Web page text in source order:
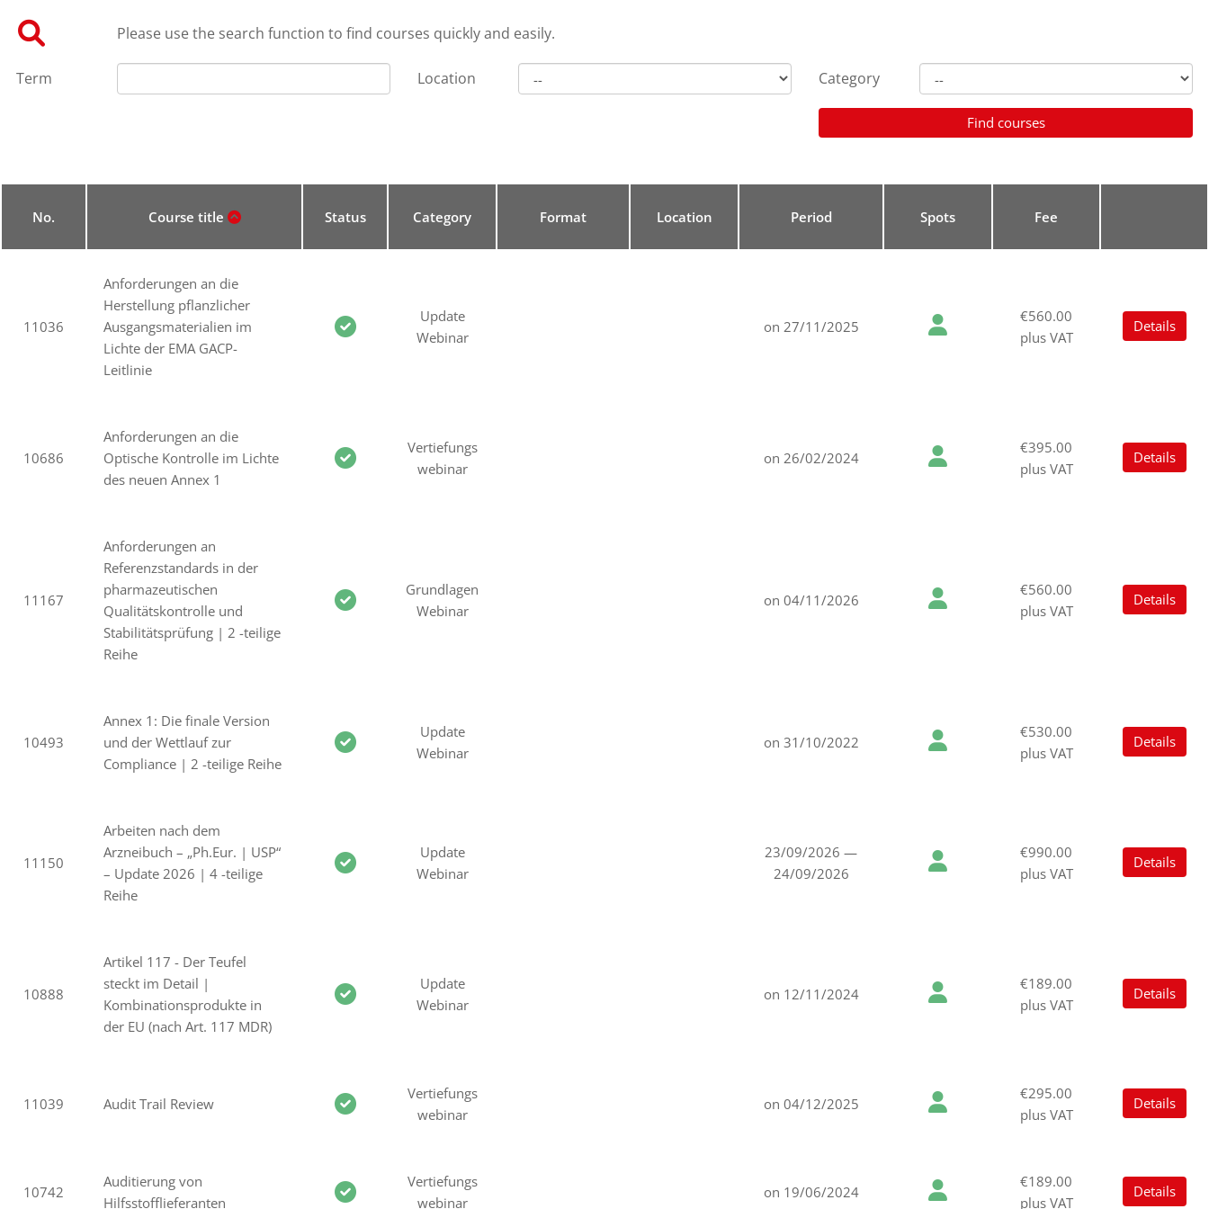
Please use the search function to find courses quickly and easily.
Term Location Category
No. Course title Status Category Format Location Period Spots Fee
11036
Anforderungen an die
Herstellung pflanzlicher
Ausgangsmaterialien im
Lichte der EMA GACP-
Leitlinie
Update
Webinar
on 27/11/2025
€560.00
plus VAT
Details
10686
Anforderungen an die
Optische Kontrolle im Lichte
des neuen Annex 1
Vertiefungs
webinar
on 26/02/2024
€395.00
plus VAT
Details
11167
Anforderungen an
Referenzstandards in der
pharmazeutischen
Qualitätskontrolle und
Stabilitätsprüfung | 2 -teilige
Reihe
Grundlagen
Webinar
on 04/11/2026
€560.00
plus VAT
Details
10493
Annex 1: Die finale Version
und der Wettlauf zur
Compliance | 2 -teilige Reihe
Update
Webinar
on 31/10/2022
€530.00
plus VAT
Details
11150
Arbeiten nach dem
Arzneibuch – „Ph.Eur. | USP“
– Update 2026 | 4 -teilige
Reihe
Update
Webinar
23/09/2026 —
24/09/2026
€990.00
plus VAT
Details
10888
Artikel 117 - Der Teufel
steckt im Detail |
Kombinationsprodukte in
der EU (nach Art. 117 MDR)
Update
Webinar
on 12/11/2024
€189.00
plus VAT
Details
11039 Audit Trail Review
Vertiefungs
webinar
on 04/12/2025
€295.00
plus VAT
Details
10742
Auditierung von
Hilfsstofflieferanten
Vertiefungs
webinar
on 19/06/2024
€189.00
plus VAT
Details